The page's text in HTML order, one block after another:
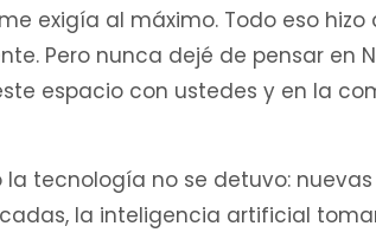
exigía al máximo. Todo eso
Pero nunca dejé de pensar en
espacio con ustedes y en la
tecnología no se detuvo:
la inteligencia artificial